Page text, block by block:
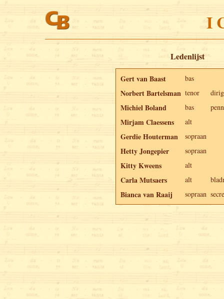
I
Ledenlijst
Gert van Baast bas
Norbert Bartelsman tenor
Michiel Boland bas
Mirjam Claessens alt
Gerdie Houterman sopraan
Hetty Jongepier sopraan
Kitty Kweens alt
Carla Mutsaers alt
Bianca van Raaij sopraan